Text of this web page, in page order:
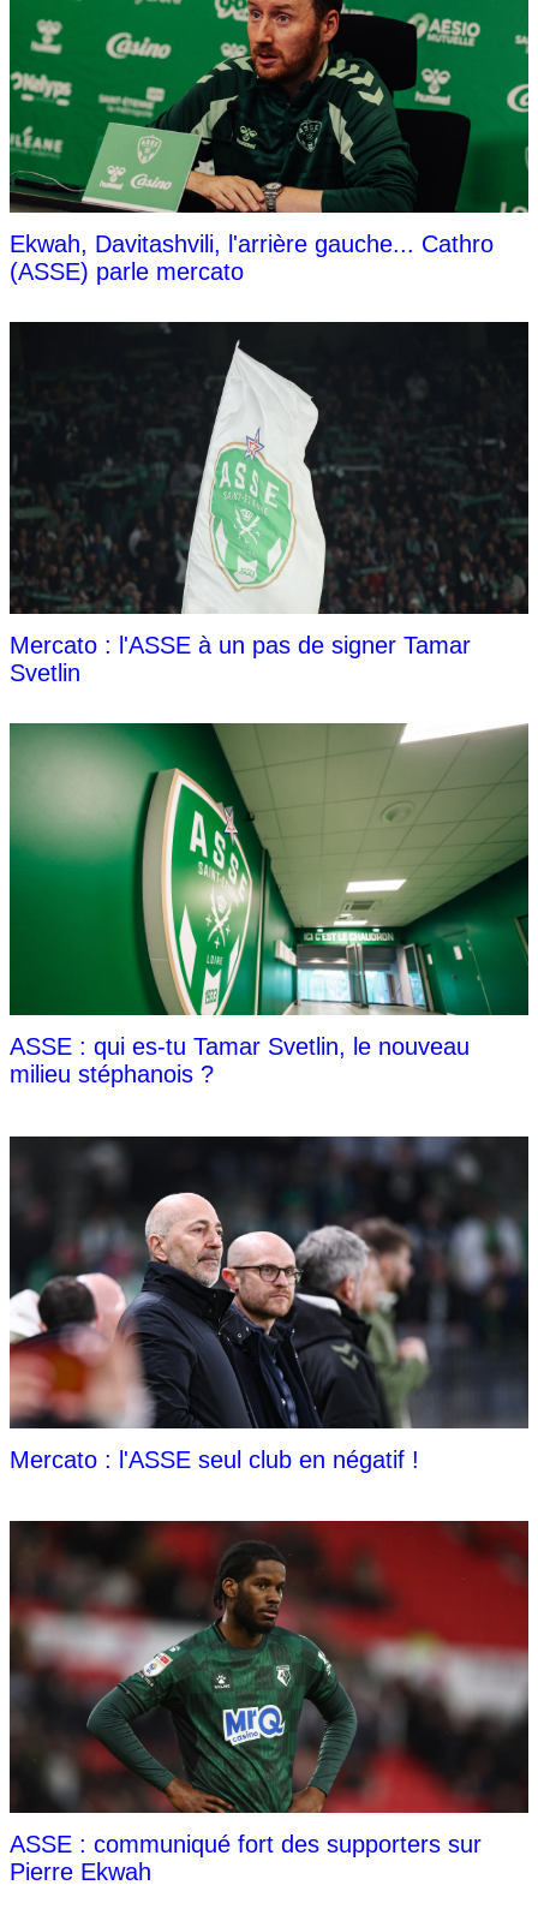
Ekwah, Davitashvili, l'arrière gauche... Cathro
(ASSE) parle mercato
Mercato : l'ASSE à un pas de signer Tamar
Svetlin
ASSE : qui es-tu Tamar Svetlin, le nouveau
milieu stéphanois ?
Mercato : l'ASSE seul club en négatif !
ASSE : communiqué fort des supporters sur
Pierre Ekwah